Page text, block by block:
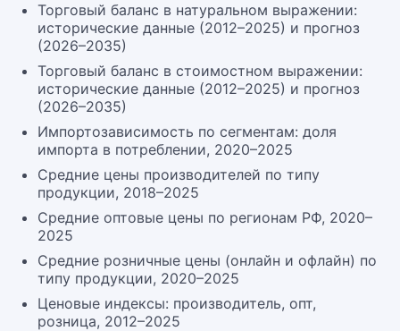
Торговый баланс в натуральном выражении:
исторические данные (2012–2025) и прогноз
(2026–2035)
Торговый баланс в стоимостном выражении:
исторические данные (2012–2025) и прогноз
(2026–2035)
Импортозависимость по сегментам: доля
импорта в потреблении, 2020–2025
Средние цены производителей по типу
продукции, 2018–2025
Средние оптовые цены по регионам РФ, 2020–
2025
Средние розничные цены (онлайн и офлайн) по
типу продукции, 2020–2025
Ценовые индексы: производитель, опт,
розница, 2012–2025